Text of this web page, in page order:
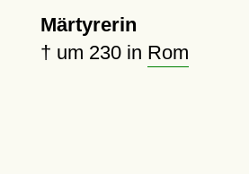
Märtyrerin
† um 230in Rom